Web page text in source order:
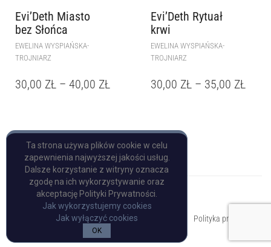
Evi’Deth Miasto
bez Słońca
EWELINA WYSPIAŃSKA-
TROJNIARZ
30,00 ZŁ – 40,00 ZŁ
Evi’Deth Rytuał
krwi
EWELINA WYSPIAŃSKA-
TROJNIARZ
30,00 ZŁ – 35,00 ZŁ
Copyright © Pulp Books
Polityka prywatności
Ta strona używa plików cookie w celu
zapewnienia najwyższej jakości usług.
Dalsze korzystanie z witryny oznacza
zgodę na ich wykorzystywanie oraz
akceptację Polityki Prywatności.
Jak wykorzystujemy cookies
Jak wyłączyć cookies
OK